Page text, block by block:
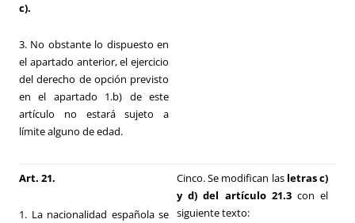
c).
3. No obstante lo dispuesto en
el apartado anterior, el ejercicio
del derecho de opción previsto
en el apartado 1.b) de este
artículo no estará sujeto a
límite alguno de edad.
Art. 21.
1. La nacionalidad española se
Cinco. Se modifican las letras c)
y d) del artículo 21.3con el
siguiente texto: